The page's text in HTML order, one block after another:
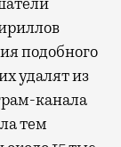
подобного
удалят из
канала
тем